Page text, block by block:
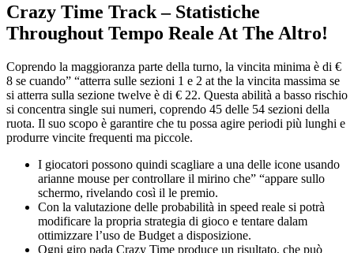
Crazy Time Track – Statistiche
Throughout Tempo Reale At The Altro!
Coprendo la maggioranza parte della turno, la vincita minima è di €
8 se cuando” “atterra sulle sezioni 1 e 2 at the la vincita massima se
si atterra sulla sezione twelve è di € 22. Questa abilità a basso rischio
si concentra single sui numeri, coprendo 45 delle 54 sezioni della
ruota. Il suo scopo è garantire che tu possa agire periodi più lunghi e
produrre vincite frequenti ma piccole.
I giocatori possono quindi scagliare a una delle icone usando
arianne mouse per controllare il mirino che” “appare sullo
schermo, rivelando così il le premio.
Con la valutazione delle probabilità in speed reale si potrà
modificare la propria strategia di gioco e tentare dalam
ottimizzare l’uso de Budget a disposizione.
Ogni giro pada Crazy Time produce un risultato, che può